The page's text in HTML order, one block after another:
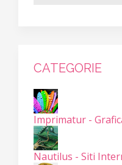
CATEGORIE
Imprimatur -
Nautilus - Siti